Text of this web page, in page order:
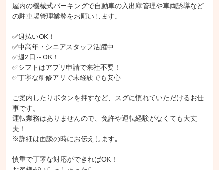
屋内の機械式パーキングで自動車の入出庫管理や車両誘導など
の駐車場管理業務をお願いします。
✅週払いOK！
✅中高年・シニアスタッフ活躍中
✅週2日～OK！
✅シフトはアプリ申請で来社不要！
✅丁寧な研修アリで未経験でも安心
ご案内したりボタンを押すなど、スグに慣れていただけるお仕
事です。
運転業務はありませんので、免許や運転経験がなくても大丈
夫！
※詳細は面談の時にお伝えします｡
慎重で丁寧な対応ができればOK！